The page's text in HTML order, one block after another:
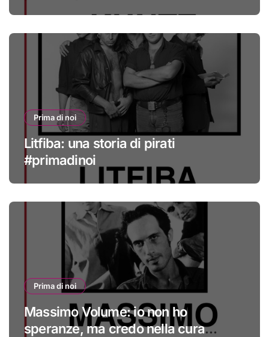
Prima di noi
Litfiba: una storia di pirati
#primadinoi
Prima di noi
Massimo Volume: io non ho
speranze, ma credo nella cura